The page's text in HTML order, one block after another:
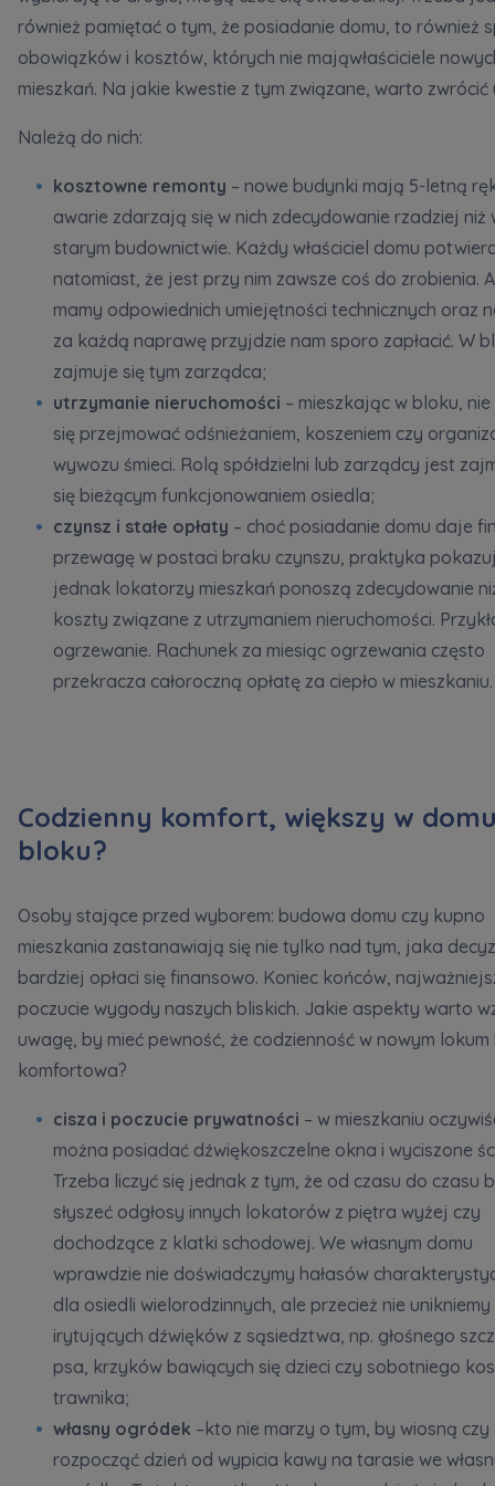
również pamiętać o tym, że posiadanie domu, to również
obowiązków i kosztów, których nie mająwłaściciele
mieszkań. Na jakie kwestie z tym związane, warto zwrócić
Należą do nich:
kosztowne remonty – nowe budynki mają 5-letną
awarie zdarzają się w nich zdecydowanie rzadziej niż
starym budownictwie. Każdy właściciel domu
natomiast, że jest przy nim zawsze coś do zrobienia.
mamy odpowiednich umiejętności technicznych oraz
za każdą naprawę przyjdzie nam sporo zapłacić. W
zajmuje się tym zarządca;
utrzymanie nieruchomości – mieszkając w bloku, nie
się przejmować odśnieżaniem, koszeniem czy
wywozu śmieci. Rolą spółdzielni lub zarządcy jest
się bieżącym funkcjonowaniem osiedla;
czynsz i stałe opłaty – choć posiadanie domu daje
przewagę w postaci braku czynszu, praktyka
jednak lokatorzy mieszkań ponoszą zdecydowanie
koszty związane z utrzymaniem nieruchomości.
ogrzewanie. Rachunek za miesiąc ogrzewania często
przekracza całoroczną opłatę za ciepło w mieszkaniu.
Codzienny komfort, większy w
bloku?
Osoby stające przed wyborem: budowa domu czy kupno
mieszkania zastanawiają się nie tylko nad tym, jaka
bardziej opłaci się finansowo. Koniec końców,
poczucie wygody naszych bliskich. Jakie aspekty warto
uwagę, by mieć pewność, że codzienność w nowym lokum
komfortowa?
cisza i poczucie prywatności – w mieszkaniu
można posiadać dźwiękoszczelne okna i wyciszone
Trzeba liczyć się jednak z tym, że od czasu do czasu
słyszeć odgłosy innych lokatorów z piętra wyżej czy
dochodzące z klatki schodowej. We własnym domu
wprawdzie nie doświadczymy hałasów
dla osiedli wielorodzinnych, ale przecież nie unikniemy
irytujących dźwięków z sąsiedztwa, np. głośnego
psa, krzyków bawiących się dzieci czy sobotniego
trawnika;
własny ogródek –kto nie marzy o tym, by wiosną czy
rozpocząć dzień od wypicia kawy na tarasie we